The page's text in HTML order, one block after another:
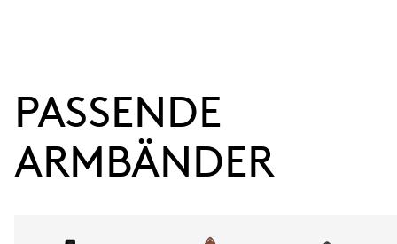
38 Std.
Gangreserve
KALIBER
PASSENDE
ARMBÄNDER